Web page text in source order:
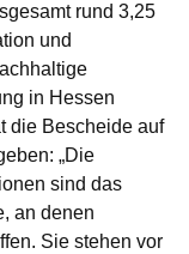
rund 3,25
und
in Hessen
die Bescheide auf
„Die
sind das
an denen
Sie stehen vor